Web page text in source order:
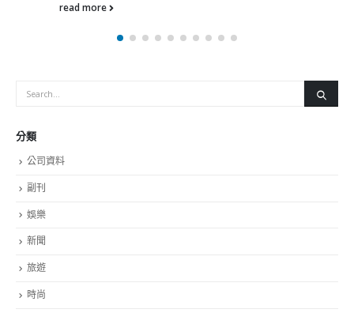
read more
分類
公司資料
副刊
娛樂
新聞
旅遊
時尚